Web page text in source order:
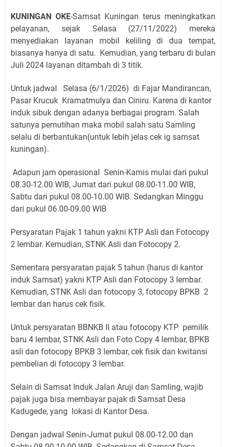
KUNINGAN OKE-Samsat Kuningan terus meningkatkan
pelayanan, sejak Selasa (27/11/2022) mereka
menyediakan layanan mobil keliling di dua tempat,
biasanya hanya di satu. Kemudian, yang terbaru di bulan
Juli 2024 layanan ditambah di 3 titik.
Untuk jadwal Selasa (6/1/2026) di Fajar Mandirancan,
Pasar Krucuk Kramatmulya dan Ciniru. Karena di kantor
induk sibuk dengan adanya berbagai program. Salah
satunya pemutihan maka mobil salah satu Samling
selalu di berbantukan(untuk lebih jelas cek ig samsat
kuningan).
Adapun jam operasional Senin-Kamis mulai dari pukul
08.30-12.00 WIB, Jumat dari pukul 08.00-11.00 WIB,
Sabtu dari pukul 08.00-10.00 WIB. Sedangkan Minggu
dari pukul 06.00-09.00 WIB
Persyaratan Pajak 1 tahun yakni KTP Asli dan Fotocopy
2 lembar. Kemudian, STNK Asli dan Fotocopy 2.
Sementara persyaratan pajak 5 tahun (harus di kantor
induk Samsat) yakni KTP Asli dan Fotocopy 3 lembar.
Kemudian, STNK Asli dan fotocopy 3, fotocopy BPKB 2
lembar dan harus cek fisik.
Untuk persyaratan BBNKB II atau fotocopy KTP pemilik
baru 4 lembar, STNK Asli dan Foto Copy 4 lembar, BPKB
asli dan fotocopy BPKB 3 lembar, cek fisik dan kwitansi
pembelian di fotocopy 3 lembar.
Selain di Samsat Induk Jalan Aruji dan Samling, wajib
pajak juga bisa membayar pajak di Samsat Desa
Kadugede, yang lokasi di Kantor Desa.
Dengan jadwal Senin-Jumat pukul 08.00-12.00 dan